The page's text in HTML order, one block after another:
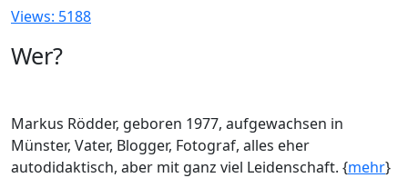
Views: 5188
Wer?
Markus Rödder, geboren 1977, aufgewachsen in
Münster, Vater, Blogger, Fotograf, alles eher
autodidaktisch, aber mit ganz viel Leidenschaft. {mehr}